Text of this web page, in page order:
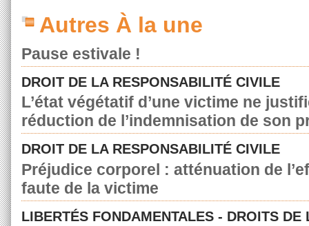
Autres À la une
Pause estivale !
DROIT DE LA RESPONSABILITÉ CIVILE
L’état végétatif d’une victime ne
réduction de l’indemnisation de son
DROIT DE LA RESPONSABILITÉ CIVILE
Préjudice corporel : atténuation de
faute de la victime
LIBERTÉS FONDAMENTALES - DROITS DE